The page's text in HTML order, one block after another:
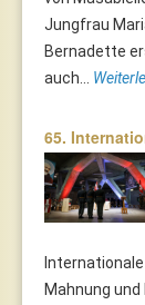
Jungfrau
Bernadette
auch...
65.
Mahnung